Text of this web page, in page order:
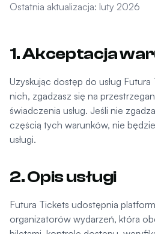
Ostatnia aktualizacja: luty 2026
1. Akceptacja
Uzyskując dostęp do usług
nich, zgadzasz się na
świadczenia usług. Jeśli nie
częścią tych warunków, nie
usługi.
2. Opis usługi
Futura Tickets udostępnia
organizatorów wydarzeń, która